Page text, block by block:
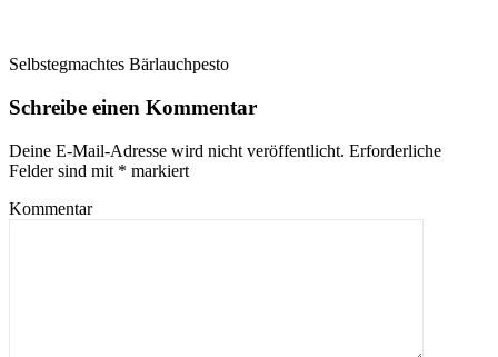
Selbstegmachtes Bärlauchpesto
Schreibe einen Kommentar
Deine E-Mail-Adresse wird nicht veröffentlicht. Erforderliche
Felder sind mit * markiert
Kommentar